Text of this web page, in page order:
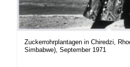
Zuckerrohrplantagen in Chiredzi,
Simbabwe), September 1971